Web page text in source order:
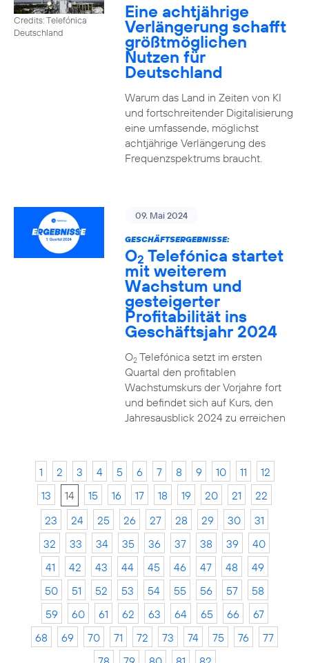
Credits: Telefónica
Deutschland
Eine achtjährige
Verlängerung schafft
größtmöglichen
Nutzen für
Deutschland
Warum das Land in Zeiten von KI
und fortschreitender Digitalisierung
eine umfassende, möglichst
achtjährige Verlängerung des
Frequenzspektrums braucht.
09. Mai 2024
GESCHÄFTSERGEBNISSE:
O2 Telefónica startet
mit weiterem
Wachstum und
gesteigerter
Profitabilität ins
Geschäftsjahr 2024
O2Telefónica setzt im ersten
Quartal den profitablen
Wachstumskurs der Vorjahre fort
und befindet sich auf Kurs, den
Jahresausblick 2024 zu erreichen
1 2 3 4 5 6 7 8 9 10 11
12
13
14 15 16 17 18 19 20 21
22
23
24 25 26 27 28 29 30
31
32
33 34 35 36 37 38 39
40
41
42 43 44 45 46 47 48
49
50
51 52 53 54 55 56 57
58
59
60 61 62 63 64 65 66
67
68
69 70 71 72 73 74 75 76
77